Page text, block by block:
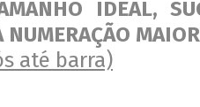
IDEAL,
NUMERAÇÃO
até barra)